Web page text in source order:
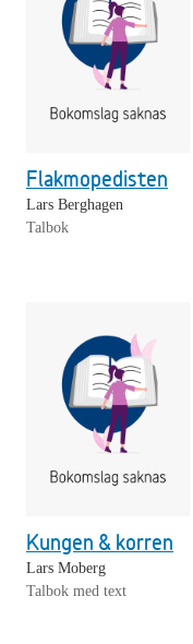
Flakmopedisten
Lars Berghagen
Talbok
Kungen & korren
Lars Moberg
Talbok med text